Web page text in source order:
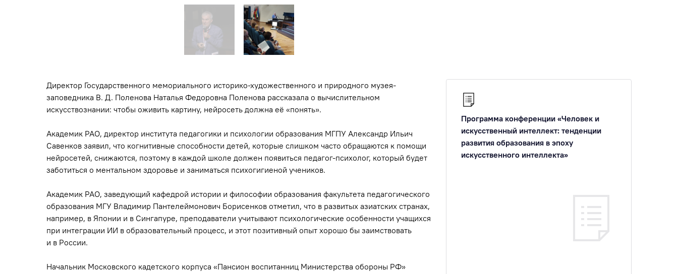
Директор Государственного мемориального историко-художественного и природного музея-
заповедника В. Д. Поленова Наталья Федоровна Поленова рассказала о вычислительном
искусствознании: чтобы оживить картину, нейросеть должна её «понять».
Академик РАО, директор института педагогики и психологии образования МГПУ Александр Ильич
Савенков заявил, что когнитивные способности детей, которые слишком часто обращаются к помощи
нейросетей, снижаются, поэтому в каждой школе должен появиться педагог-психолог, который будет
заботиться о ментальном здоровье и заниматься психогигиеной учеников.
Академик РАО, заведующий кафедрой истории и философии образования факультета педагогического
образования МГУ Владимир Пантелеймонович Борисенков отметил, что в развитых азиатских странах,
например, в Японии и в Сингапуре, преподаватели учитывают психологические особенности учащихся
при интеграции ИИ в образовательный процесс, и этот позитивный опыт хорошо бы заимствовать
и в России.
Начальник Московского кадетского корпуса «Пансион воспитанниц Министерства обороны РФ»
Программа конференции «Человек и
искусственный интеллект: тенденции
развития образования в эпоху
искусственного интеллекта»